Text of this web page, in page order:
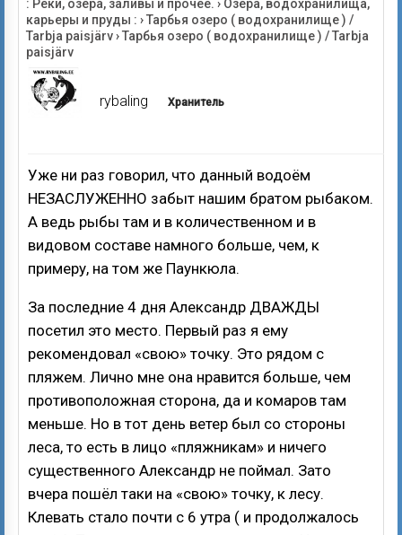
: Реки, озера, заливы и прочее. › Озера, водохранилища,
карьеры и пруды : ›Тарбья озеро ( водохранилище ) /
Tarbja paisjärv›Тарбья озеро ( водохранилище ) / Tarbja
paisjärv
rybaling Хранитель
Уже ни раз говорил, что данный водоём
НЕЗАСЛУЖЕННО забыт нашим братом рыбаком.
А ведь рыбы там и в количественном и в
видовом составе намного больше, чем, к
примеру, на том же Паункюла.
За последние 4 дня Александр ДВАЖДЫ
посетил это место. Первый раз я ему
рекомендовал «свою» точку. Это рядом с
пляжем. Лично мне она нравится больше, чем
противоположная сторона, да и комаров там
меньше. Но в тот день ветер был со стороны
леса, то есть в лицо «пляжникам» и ничего
существенного Александр не поймал. Зато
вчера пошёл таки на «свою» точку, к лесу.
Клевать стало почти с 6 утра ( и продолжалось